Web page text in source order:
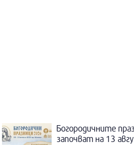
Богородичните
започват на 13